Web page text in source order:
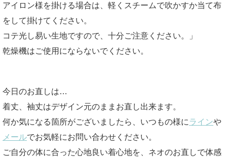
アイロン様を掛ける場合は、軽くスチームで吹かすか当て布
をして掛けてください。
コテ光し易い生地ですので、十分ご注意ください。」
乾燥機はご使用にならないでください。
今日のお直しは…
着丈、袖丈はデザイン元のままお直し出来ます。
何か気になる箇所がございましたら、いつもの様に ラインや
メールでお気軽にお問い合わせください。
ご自分の体に合った心地良い着心地を、ネオのお直しで体感